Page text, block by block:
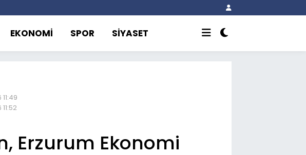
EKONOMİ SPOR SİYASET
Erzurum Ekonomi